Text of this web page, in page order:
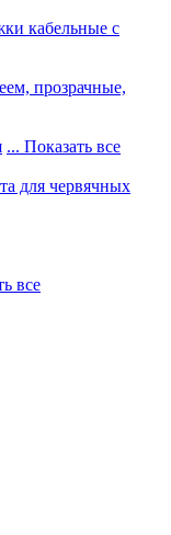
кабельные с
прозрачные,
... Показать все
для червячных
все